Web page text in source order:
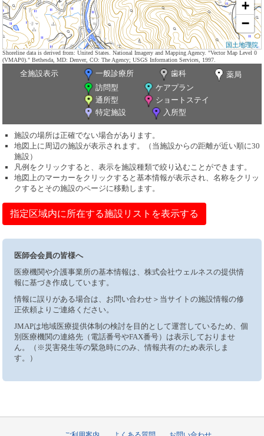
+
−
国土地理院
Shoreline data is derived from: United States. National Imagery and Mapping Agency. "Vector Map Level 0
(VMAP0)." Bethesda, MD: Denver, CO: The Agency; USGS Information Services, 1997.
全施設表示 一般診療所 歯科
薬局
訪問型
ケアプラン
通所型
ショートステイ
特定施設
入所型
施設の場所は正確でない場合があります。
地図上に周辺の施設が表示されます。（当施設からの距離が近い順に30
施設）
凡例をクリックすると、表示を施設種類で絞り込むことができます。
地図上のマーカーをクリックすると基本情報が表示され、名称をクリッ
クするとその施設のページに移動します。
指定区域内に所在する施設リストを表示する
医師会会員の皆様へ
医療機関や介護事業所の基本情報は、株式会社ウェルネスの提供情
報に基づき作成しています。
情報に誤りがある場合は、お問い合わせ＞当サイトの施設情報の修
正依頼よりご連絡ください。
JMAPは地域医療提供体制の検討を目的として運営しているため、個
別医療機関の連絡先（電話番号やFAX番号）は表示しておりませ
ん。（※災害発生等の緊急時にのみ、情報共有のため表示しま
す。）